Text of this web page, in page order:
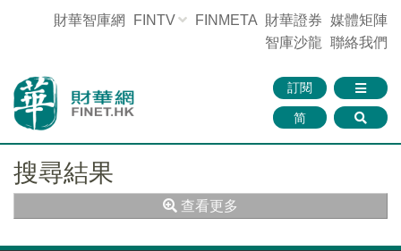
財華智庫網 FINTV FINMETA 財華證券 媒體矩陣
智庫沙龍 聯絡我們
訂閱
简
搜尋結果
查看更多